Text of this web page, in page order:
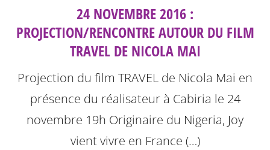
24 NOVEMBRE 2016 :
PROJECTION/RENCONTRE AUTOUR DU FILM
TRAVEL DE NICOLA MAI
Projection du film TRAVEL de Nicola Mai en
présence du réalisateur à Cabiria le 24
novembre 19h Originaire du Nigeria, Joy
vient vivre en France (…)